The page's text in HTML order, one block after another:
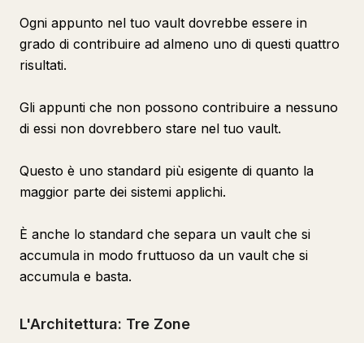
Ogni appunto nel tuo vault dovrebbe essere in
grado di contribuire ad almeno uno di questi quattro
risultati.
Gli appunti che non possono contribuire a nessuno
di essi non dovrebbero stare nel tuo vault.
Questo è uno standard più esigente di quanto la
maggior parte dei sistemi applichi.
È anche lo standard che separa un vault che si
accumula in modo fruttuoso da un vault che si
accumula e basta.
L'Architettura: Tre Zone